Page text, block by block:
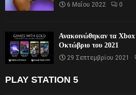
6 Μαΐου 2022 0
Ανακοινώθηκαν τα
Οκτώβριο του 2021
29 Σεπτεμβρίου 2021
PLAY STATION 5